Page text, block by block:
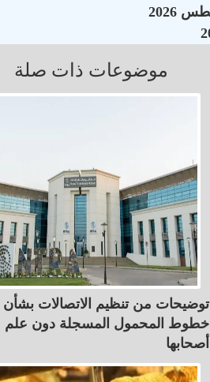
موضوعات ذات صلة
توضيحات من تنظيم الاتصالات بشأن
خطوط المحمول المسجلة دون علم
أصحابها